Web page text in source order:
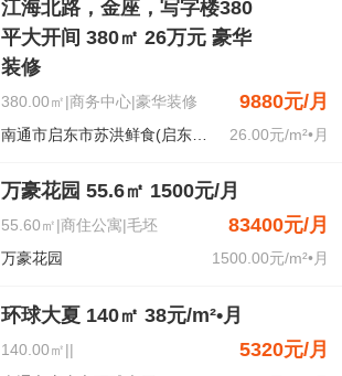
江海北路，金座，写字楼380
平大开间 380㎡ 26万元 豪华
装修
380.00㎡|商务中心|豪华装修 9880元/月
南通市启东市苏洪鲜食(启东江海北路店) 26.00元/m²•月
万豪花园 55.6㎡ 1500元/月
55.60㎡|商住公寓|毛坯 83400元/月
万豪花园 1500.00元/m²•月
环球大夏 140㎡ 38元/m²•月
140.00㎡|| 5320元/月